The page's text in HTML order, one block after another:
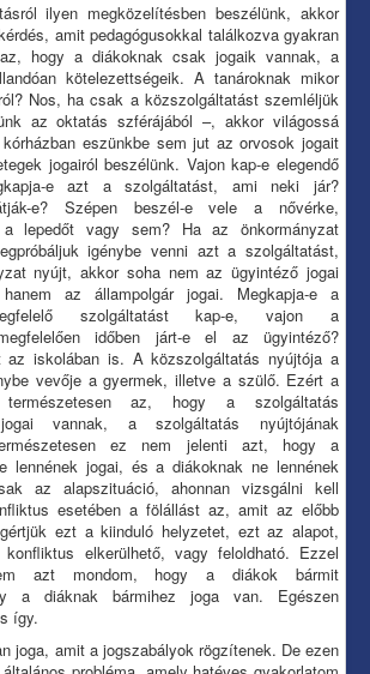
ilyen megközelítésben beszélünk, akkor
amit pedagógusokkal találkozva gyakran
hogy a diákoknak csak jogaik vannak, a
kötelezettségeik. A tanároknak mikor
Nos, ha csak a közszolgáltatást szemléljük
az oktatás szférájából –, akkor világossá
eszünkbe sem jut az orvosok jogait
jogairól beszélünk. Vajon kap-e elegendő
e azt a szolgáltatást, ami neki jár?
e? Szépen beszél-e vele a nővérke,
a lepedőt vagy sem? Ha az önkormányzat
igénybe venni azt a szolgáltatást,
nyújt, akkor soha nem az ügyintéző jogai
az állampolgár jogai. Megkapja-e a
szolgáltatást kap-e, vajon a
időben járt-e el az ügyintéző?
az iskolában is. A közszolgáltatás nyújtója a
vevője a gyermek, illetve a szülő. Ezért a
az, hogy a szolgáltatás
jogai vannak, a szolgáltatás nyújtójának
ez nem jelenti azt, hogy a
lennének jogai, és a diákoknak ne lennének
az alapszituáció, ahonnan vizsgálni kell
esetében a fölállást az, amit az előbb
ezt a kiinduló helyzetet, ezt az alapot,
elkerülhető, vagy feloldható. Ezzel
azt mondom, hogy a diákok bármit
a diáknak bármihez joga van. Egészen
így.
joga, amit a jogszabályok rögzítenek. De ezen